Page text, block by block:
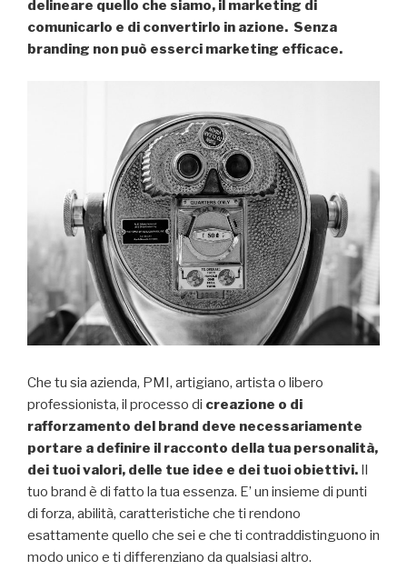
delineare quello che siamo, il marketing di
comunicarlo e di convertirlo in azione. Senza
branding non può esserci marketing efficace.
Che tu sia azienda, PMI, artigiano, artista o libero
professionista, il processo di creazione o di
rafforzamento del brand deve necessariamente
portare a definire il racconto della tua personalità,
dei tuoi valori, delle tue idee e dei tuoi obiettivi. Il
tuo brand è di fatto la tua essenza. E’ un insieme di punti
di forza, abilità, caratteristiche che ti rendono
esattamente quello che sei e che ti contraddistinguono in
modo unico e ti differenziano da qualsiasi altro.